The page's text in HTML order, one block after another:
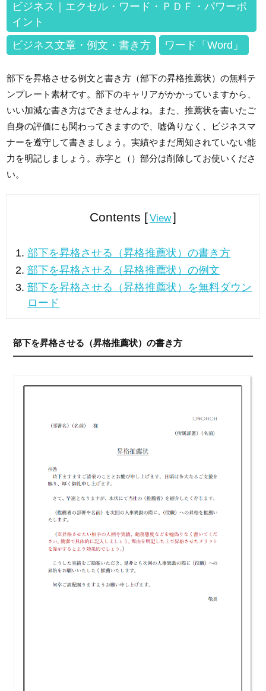
ビジネス｜エクセル・ワード・ＰＤＦ・パワーポ
イント
ビジネス文章・例文・書き方
ワード「Word」
部下を昇格させる例文と書き方（部下の昇格推薦状）の無料テ
ンプレート素材です。部下のキャリアがかかっていますから、
いい加減な書き方はできませんよね。また、推薦状を書いたご
自身の評価にも関わってきますので、嘘偽りなく、ビジネスマ
ナーを遵守して書きましょう。実績やまだ周知されていない能
力を明記しましょう。赤字と（）部分は削除してお使いくださ
い。
Contents [View]
部下を昇格させる（昇格推薦状）の書き方
部下を昇格させる（昇格推薦状）の例文
部下を昇格させる（昇格推薦状）を無料ダウン
ロード
部下を昇格させる（昇格推薦状）の書き方